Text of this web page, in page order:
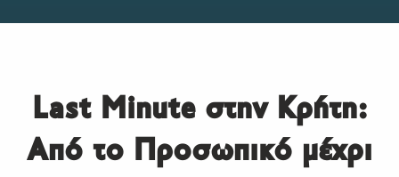
Last Minute στην Κρήτη:
Από το Προσωπικό μέχρι